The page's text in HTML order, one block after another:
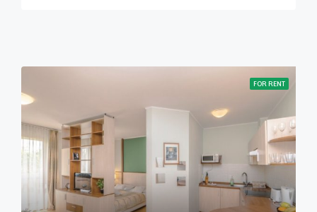
FOR RENT